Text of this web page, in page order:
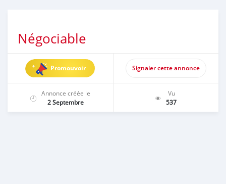
Négociable
Promouvoir Signaler cette annonce
Annonce créée le
2 Septembre
Vu
537